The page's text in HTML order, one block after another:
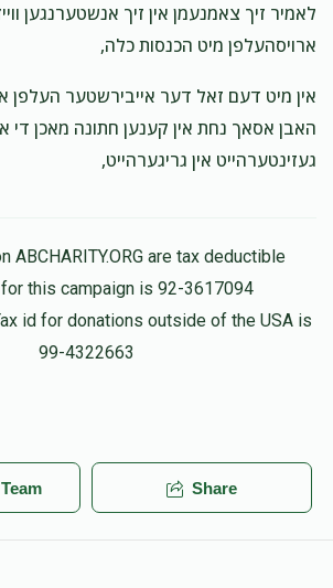
אברהם לעווי
$90.00
לאמיר זיך צאמנעמן אין זיך אנשטערנגען
ארויסהעלפן מיט הכנסות כלה,
אין מיט דעם זאל דער אייבירשטער העלפן
האבן אסאך נחת אין קענען חתונה מאכן די
געזינטערהייט אין גריגערהייט,
ABCHARITY.ORG are tax deductible
this campaign is 92-3617094
id for donations outside of the USA is
99-4322663
Share